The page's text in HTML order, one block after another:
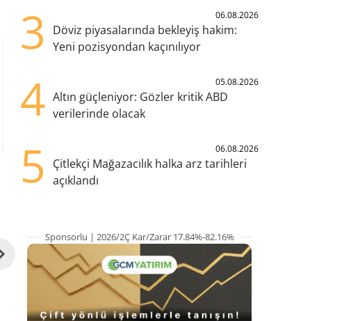
3 06.08.2026
Döviz piyasalarında bekleyiş hakim:
Yeni pozisyondan kaçınılıyor
4 05.08.2026
Altın güçleniyor: Gözler kritik ABD
verilerinde olacak
5 06.08.2026
Çitlekçi Mağazacılık halka arz tarihleri
açıklandı
Sponsorlu | 2026/2Ç Kar/Zarar 17.84%-82.16%